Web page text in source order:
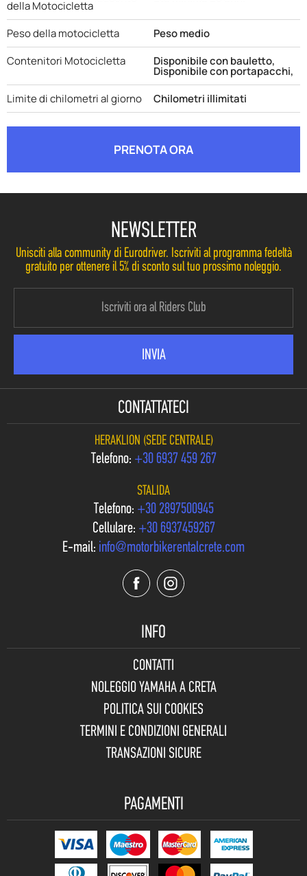
della Motocicletta
Peso della motocicletta
Peso medio
Contenitori Motocicletta
Disponibile con bauletto,
Disponibile con portapacchi,
Limite di chilometri al giorno
Chilometri illimitati
PRENOTA ORA
NEWSLETTER
Unisciti alla community di Eurodriver. Iscriviti al programma fedeltà
gratuito per ottenere il 5% di sconto sul tuo prossimo noleggio.
CONTATTATECI
HERAKLION (SEDE CENTRALE)
Telefono: +30 6937 459 267
STALIDA
Telefono: +30 2897500945
Cellulare: +30 6937459267
E-mail: info@motorbikerentalcrete.com
INFO
CONTATTI
NOLEGGIO YAMAHA A CRETA
POLITICA SUI COOKIES
TERMINI E CONDIZIONI GENERALI
TRANSAZIONI SICURE
PAGAMENTI